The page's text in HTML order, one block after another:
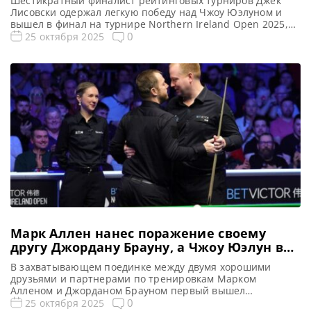
Лисовски одержал легкую победу над Чжоу Юэлуном и
вышел в финал на турнире Northern Ireland Open 2025,
сообщает WST Джек Лисовски продолжил впечатляющее
победа, отмеченная тремя сенчури брейками, вывела его
в финал седьмого рейтингового турнира и […]
25 октября 2025 0
Марк Аллен нанес поражение своему
другу Джордану Брауну, а Чжоу Юэлун в
решающем фрейме обыграл Тома Форда
В захватывающем поединке между двумя хорошими
друзьями и партнерами по тренировкам Марком
Алленом и Джорданом Брауном первый вышел
победителем, а Чжоу Юэлун воспользовался ошибкой
25 октября 2025 0